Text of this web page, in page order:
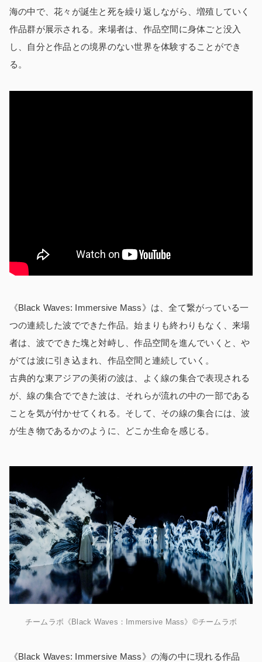
海の中で、花々が誕生と死を繰り返しながら、増殖していく
作品群が展示される。来場者は、作品空間に身体ごと没入
し、自分と作品との境界のない世界を体験することができ
る。
《Black Waves: Immersive Mass》は、全て繋がっている一
つの連続した波でできた作品。始まりも終わりもなく、来場
者は、波でできた塊と対峙し、作品空間を進んでいくと、や
がては波に引き込まれ、作品空間と連続していく。
古典的な東アジアの美術の波は、よく線の集合で表現される
が、線の集合でできた波は、それらが流れの中の一部である
ことを気が付かせてくれる。そして、その線の集合には、波
が生き物であるかのように、どこか生命を感じる。
チームラボ《Black Waves：Immersive Mass》©チームラボ
《Black Waves: Immersive Mass》の海の中に現れる作品